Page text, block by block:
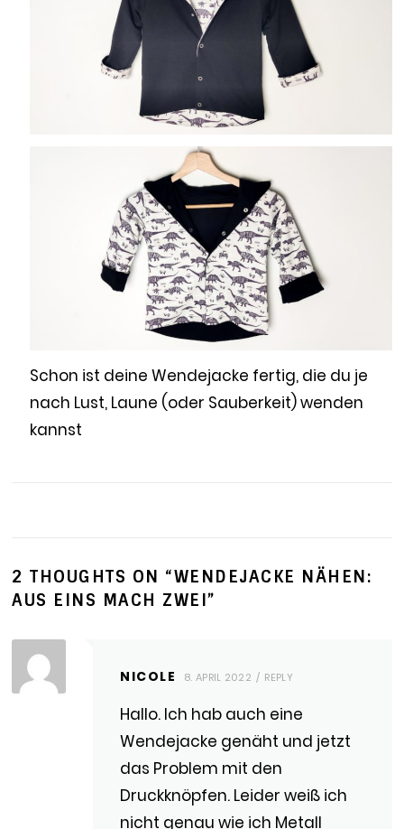
Schon ist deine Wendejacke fertig, die du je
nach Lust, Laune (oder Sauberkeit) wenden
kannst
2 THOUGHTS ON “WENDEJACKE NÄHEN:
AUS EINS MACH ZWEI”
NICOLE 8. APRIL 2022 REPLY
Hallo. Ich hab auch eine
Wendejacke genäht und jetzt
das Problem mit den
Druckknöpfen. Leider weiß ich
nicht genau wie ich Metall